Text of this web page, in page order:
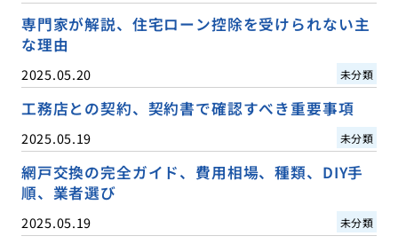
専門家が解説、住宅ローン控除を受けられない主
な理由
2025.05.20 未分類
工務店との契約、契約書で確認すべき重要事項
2025.05.19 未分類
網戸交換の完全ガイド、費用相場、種類、DIY手
順、業者選び
2025.05.19 未分類